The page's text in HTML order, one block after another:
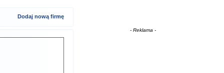
Dodaj nową firmę
- Reklama -